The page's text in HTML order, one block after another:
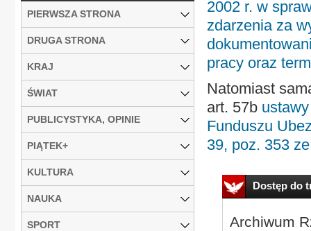
2002 r. w
zdarzenia za
pracy oraz
Natomiast
art. 57b
Funduszu
39, poz. 353 ze
Dostęp do
Archiwum
PIERWSZA STRONA
DRUGA STRONA
KRAJ
ŚWIAT
PUBLICYSTYKA, OPINIE
PIĄTEK+
KULTURA
NAUKA
SPORT